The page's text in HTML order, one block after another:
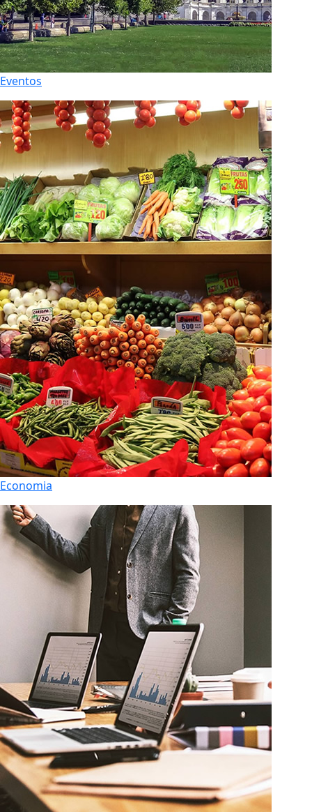
Eventos
Economia